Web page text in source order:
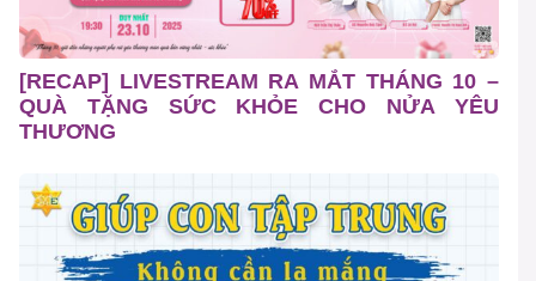
[RECAP] LIVESTREAM RA MẮT THÁNG 10 –
QUÀ TẶNG SỨC KHỎE CHO NỬA YÊU
THƯƠNG